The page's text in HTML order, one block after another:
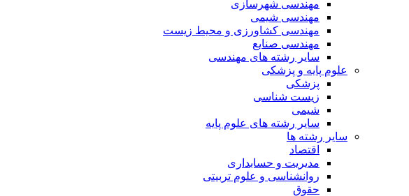
مهندسی شهرسازی
مهندسی شیمی
مهندسی کشاورزی و محیط زیست
مهندسی صنایع
سایر رشته های مهندسی
علوم پایه و پزشکی
پزشکی
زیست شناسی
شیمی
سایر رشته های علوم پایه
سایر رشته ها
اقتصاد
مدیریت و حسابداری
روانشناسی و علوم تربیتی
حقوق